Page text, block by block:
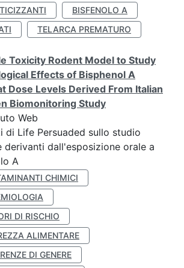
BISFENOLO A
TELARCA PREMATURO
Toxicity Rodent Model to Study
Effects of Bisphenol A
Dose Levels Derived From Italian
Biomonitoring Study
Web
di Life Persuaded sullo studio
derivanti dall'esposizione orale a
A
CHIMICI
DI RISCHIO
ALIMENTARE
DI GENERE